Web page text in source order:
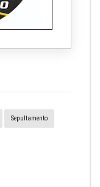
Sepultamento